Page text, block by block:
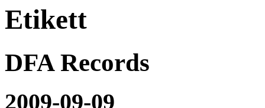
Etikett
DFA Records
2009-09-09